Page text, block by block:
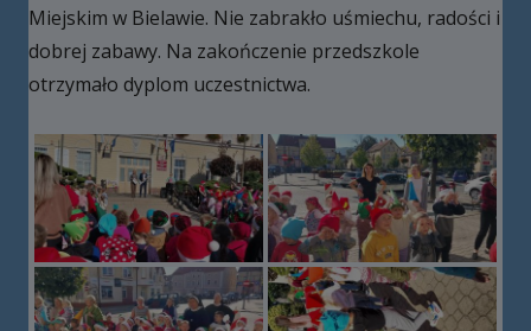
Miejskim w Bielawie. Nie zabrakło uśmiechu, radości i
dobrej zabawy. Na zakończenie przedszkole
otrzymało dyplom uczestnictwa.